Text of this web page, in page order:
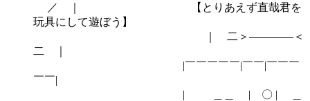
／ ｜ 【とりあえず直哉君を
玩具にして遊ぼう】
｜ 二＞――――＜
二 ｜
|￣￣￣￣￣|￣￣|￣￣￣
￣￣|
| ＿＿ | 〇 | ＿